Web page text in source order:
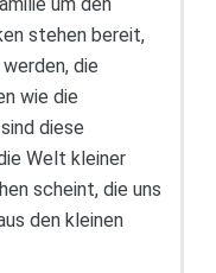
um den
stehen bereit,
die
wie die
diese
Welt kleiner
scheint, die uns
den kleinen